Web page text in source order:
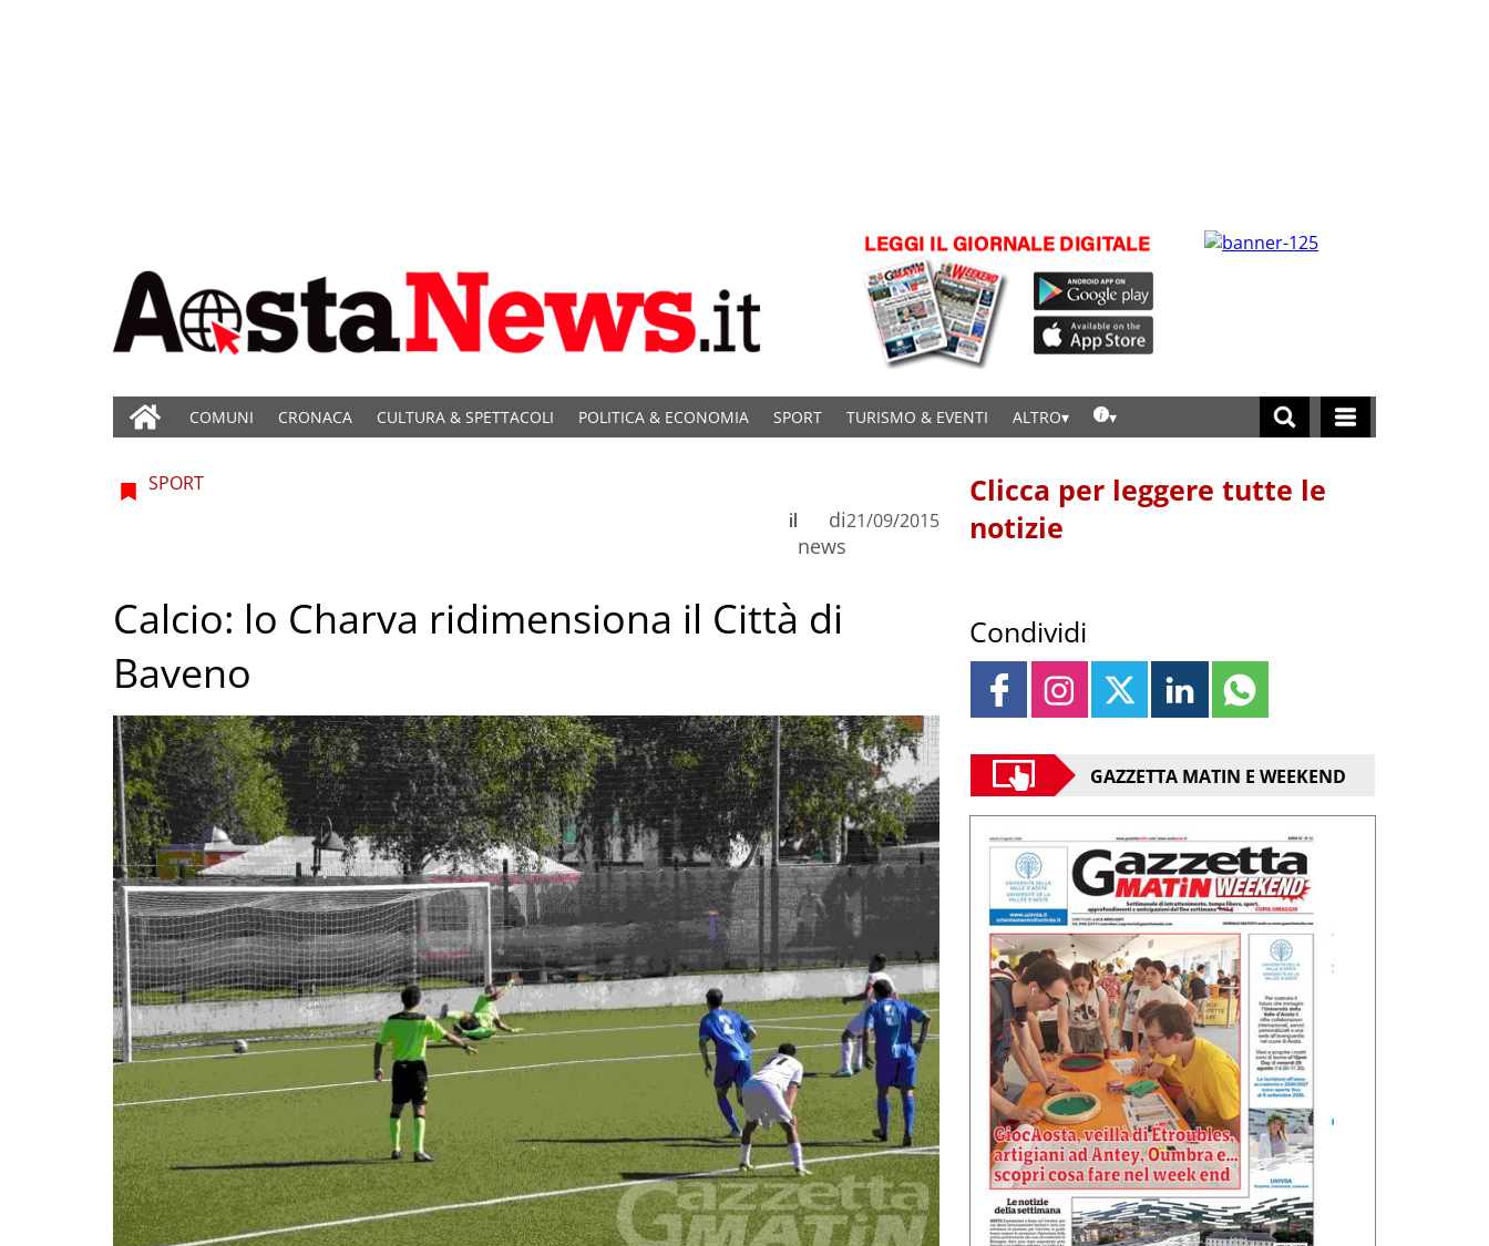
COMUNI CRONACA CULTURA & SPETTACOLI POLITICA & ECONOMIA SPORT TURISMO & EVENTI ALTRO
SPORT
di
news
il 21/09/2015
Calcio: lo Charva ridimensiona il Città di
Baveno
Clicca per leggere tutte le
notizie
Condividi
GAZZETTA MATIN E WEEKEND